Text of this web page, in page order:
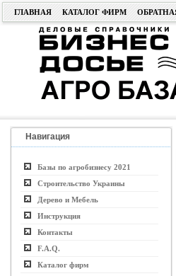
ГЛАВНАЯ КАТАЛОГ ФИРМ
Навигация
Базы по агробизнесу 2021
Строительство Украины
Дерево и Мебель
Инструкция
Контакты
F.A.Q.
Каталог фирм